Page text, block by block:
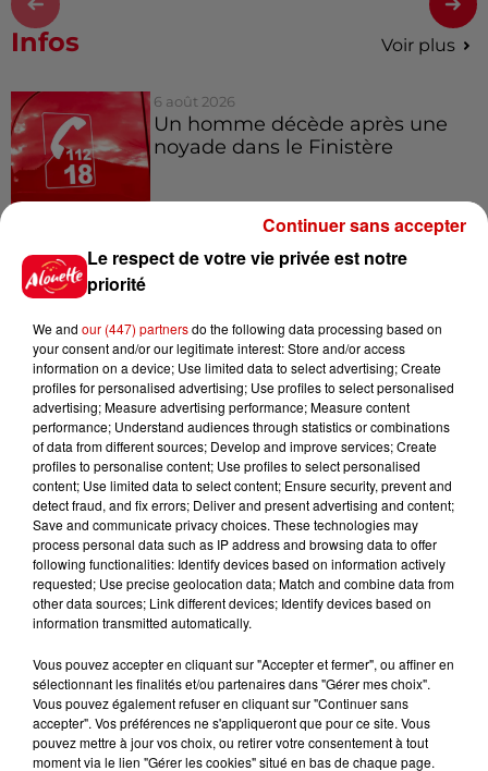
Infos Voir plus
6 août 2026
Un homme décède après une
noyade dans le Finistère
Vendre un chiot en animalerie
6 août 2026
Invasion de physalies sur des
plages du Sud-Ouest
6 août 2026
À LA UNE : affaire Manon
Relandeau, musée cambriolé et
Amel Bent en...
Jeux Voir plus
Le respect de votre vie privée est notre
priorité
We and our (447) partnersdo the following data processing based on
your consent and/or our legitimate interest: Store and/or access
information on a device; Use limited data to select advertising; Create
profiles for personalised advertising; Use profiles to select personalised
advertising; Measure advertising performance; Measure content
performance; Understand audiences through statistics or combinations
of data from different sources; Develop and improve services; Create
profiles to personalise content; Use profiles to select personalised
content; Use limited data to select content; Ensure security, prevent and
detect fraud, and fix errors; Deliver and present advertising and content;
Save and communicate privacy choices. These technologies may
process personal data such as IP address and browsing data to offer
following functionalities: Identify devices based on information actively
requested; Use precise geolocation data; Match and combine data from
other data sources; Link different devices; Identify devices based on
information transmitted automatically.
Vous pouvez accepter en cliquant sur "Accepter et fermer", ou affiner en
sélectionnant les finalités et/ou partenaires dans "Gérer mes choix".
Vous pouvez également refuser en cliquant sur "Continuer sans
accepter". Vos préférences ne s'appliqueront que pour ce site. Vous
pouvez mettre à jour vos choix, ou retirer votre consentement à tout
moment via le lien "Gérer les cookies" situé en bas de chaque page.
Continuer sans accepter